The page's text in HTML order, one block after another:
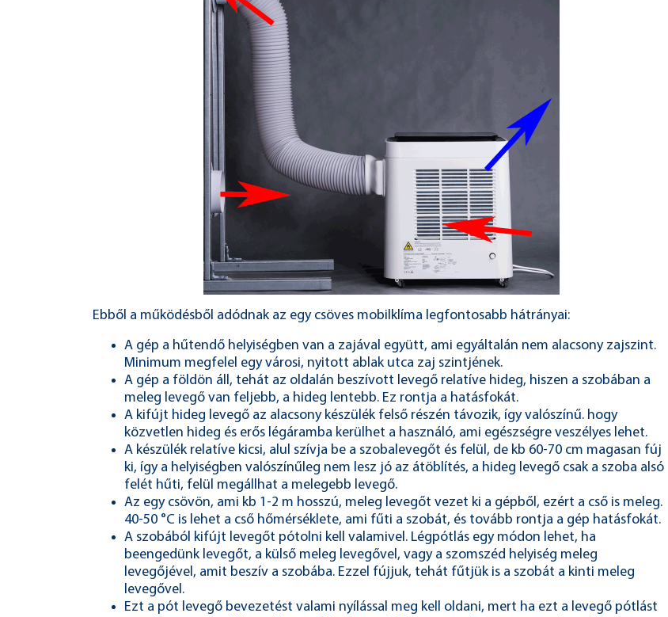
Ebből a működésből adódnak az egy csöves mobilklíma legfontosabb hátrányai:
A gép a hűtendő helyiségben van a zajával együtt, ami egyáltalán nem alacsony zajszint.
Minimum megfelel egy városi, nyitott ablak utca zaj szintjének.
A gép a földön áll, tehát az oldalán beszívott levegő relatíve hideg, hiszen a szobában a
meleg levegő van feljebb, a hideg lentebb. Ez rontja a hatásfokát.
A kifújt hideg levegő az alacsony készülék felső részén távozik, így valószínű. hogy
közvetlen hideg és erős légáramba kerülhet a használó, ami egészségre veszélyes lehet.
A készülék relatíve kicsi, alul szívja be a szobalevegőt és felül, de kb 60-70 cm magasan fúj
ki, így a helyiségben valószínűleg nem lesz jó az átöblítés, a hideg levegő csak a szoba alsó
felét hűti, felül megállhat a melegebb levegő.
Az egy csövön, ami kb 1-2 m hosszú, meleg levegőt vezet ki a gépből, ezért a cső is meleg.
40-50 °C is lehet a cső hőmérséklete, ami fűti a szobát, és tovább rontja a gép hatásfokát.
A szobából kifújt levegőt pótolni kell valamivel. Légpótlás egy módon lehet, ha
beengedünk levegőt, a külső meleg levegővel, vagy a szomszéd helyiség meleg
levegőjével, amit beszív a szobába. Ezzel fújjuk, tehát fűtjük is a szobát a kinti meleg
levegővel.
Ezt a pót levegő bevezetést valami nyílással meg kell oldani, mert ha ezt a levegő pótlást